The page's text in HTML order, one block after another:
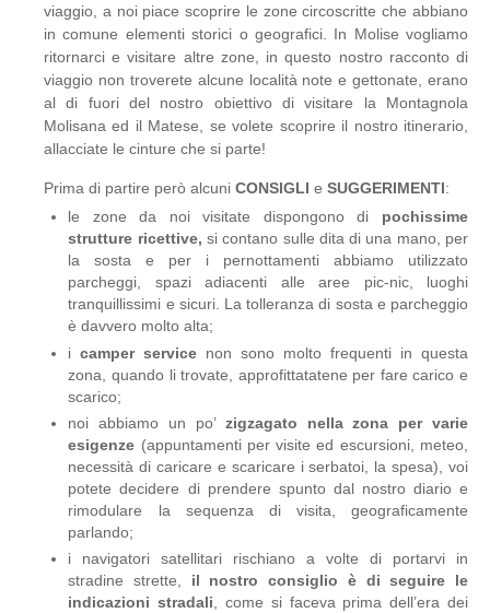
viaggio, a noi piace scoprire le zone circoscritte che abbiano
in comune elementi storici o geografici. In Molise vogliamo
ritornarci e visitare altre zone, in questo nostro racconto di
viaggio non troverete alcune località note e gettonate, erano
al di fuori del nostro obiettivo di visitare la Montagnola
Molisana ed il Matese, se volete scoprire il nostro itinerario,
allacciate le cinture che si parte!
Prima di partire però alcuni CONSIGLI e SUGGERIMENTI:
le zone da noi visitate dispongono di pochissime
strutture ricettive, si contano sulle dita di una mano, per
la sosta e per i pernottamenti abbiamo utilizzato
parcheggi, spazi adiacenti alle aree pic-nic, luoghi
tranquillissimi e sicuri. La tolleranza di sosta e parcheggio
è davvero molto alta;
icamper service non sono molto frequenti in questa
zona, quando li trovate, approfittatatene per fare carico e
scarico;
noi abbiamo un po’ zigzagato nella zona per varie
esigenze (appuntamenti per visite ed escursioni, meteo,
necessità di caricare e scaricare i serbatoi, la spesa), voi
potete decidere di prendere spunto dal nostro diario e
rimodulare la sequenza di visita, geograficamente
parlando;
i navigatori satellitari rischiano a volte di portarvi in
stradine strette, il nostro consiglio è di seguire le
indicazioni stradali , come si faceva prima dell’era dei